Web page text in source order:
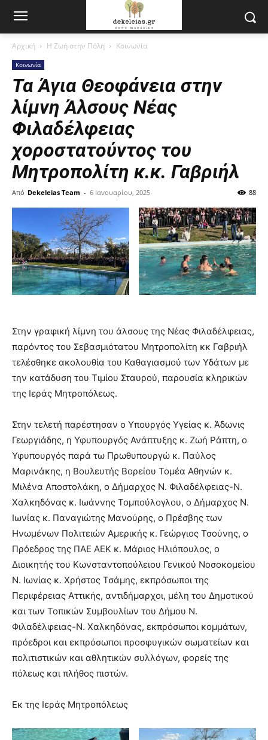
Αρχική Η Ζωή στην Πόλη Κοινωνία
Κοινωνία
Τα Άγια Θεοφάνεια στην
λίμνη Άλσους Νέας
Φιλαδέλφειας
χοροστατούντος του
Μητροπολίτη κ.κ. Γαβριήλ
Από Dekeleias Team - 6 Ιανουαρίου, 2025 88
Στην γραφική λίμνη του άλσους της Νέας Φιλαδέλφειας,
παρόντος του Σεβασμιότατου Μητροπολίτη κκ Γαβριήλ
τελέσθηκε ακολουθία του Καθαγιασμού των Υδάτων με
την κατάδυση του Τιμίου Σταυρού, παρουσία κληρικών
της Ιεράς Μητροπόλεως.
Στην τελετή παρέστησαν ο Υπουργός Υγείας κ. Άδωνις
Γεωργιάδης, η Υφυπουργός Ανάπτυξης κ. Ζωή Ράπτη, ο
Υφυπουργός παρά τω Πρωθυπουργώ κ. Παύλος
Μαρινάκης, η Βουλευτής Βορείου Τομέα Αθηνών κ.
Μιλένα Αποστολάκη, ο Δήμαρχος Ν. Φιλαδέλφειας-Ν.
Χαλκηδόνας κ. Ιωάννης Τομπούλογλου, ο Δήμαρχος Ν.
Ιωνίας κ. Παναγιώτης Μανούρης, ο Πρέσβης των
Ηνωμένων Πολιτειών Αμερικής κ. Γεώργιος Τσούνης, ο
Πρόεδρος της ΠΑΕ ΑΕΚ κ. Μάριος Ηλιόπουλος, ο
Διοικητής του Κωνσταντοπούλειου Γενικού Νοσοκομείου
Ν. Ιωνίας κ. Χρήστος Τσάμης, εκπρόσωποι της
Περιφέρειας Αττικής, αντιδήμαρχοι, μέλη του Δημοτικού
και των Τοπικών Συμβουλίων του Δήμου Ν.
Φιλαδέλφειας-Ν. Χαλκηδόνας, εκπρόσωποι κομμάτων,
πρόεδροι και εκπρόσωποι προσφυγικών σωματείων και
πολιτιστικών και αθλητικών συλλόγων, φορείς της
πόλεως και πλήθος πιστών.
Εκ της Ιεράς Μητροπόλεως